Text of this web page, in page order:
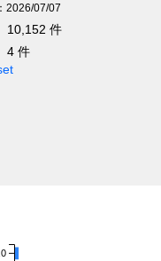
2026/07/07
10,152 件
4 件